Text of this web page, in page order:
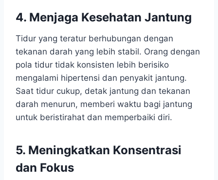
4. Menjaga Kesehatan Jantung
Tidur yang teratur berhubungan dengan
tekanan darah yang lebih stabil. Orang dengan
pola tidur tidak konsisten lebih berisiko
mengalami hipertensi dan penyakit jantung.
Saat tidur cukup, detak jantung dan tekanan
darah menurun, memberi waktu bagi jantung
untuk beristirahat dan memperbaiki diri.
5. Meningkatkan Konsentrasi
dan Fokus